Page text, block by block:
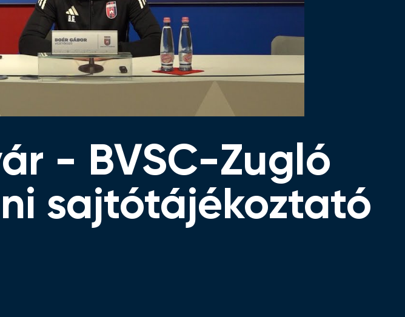
- BVSC-Zugló
sajtótájékoztató